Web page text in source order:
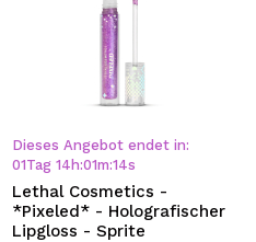
Dieses Angebot endet in:
01Tag 14 h:01m:13s
Lethal Cosmetics -
*Pixeled* - Holografischer
Lipgloss - Sprite